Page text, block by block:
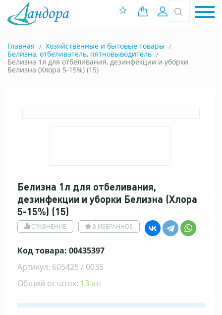
0 позиций
Вход
Главная
Хозяйственные и бытовые товары
Белизна, отбеливатель, пятновыводитель
Белизна 1л для отбеливания, дезинфекции и уборки
Белизна (Хлора 5-15%) (15)
Белизна 1л для отбеливания,
дезинфекции и уборки Белизна (Хлора
5-15%) (15)
СРАВНЕНИЕ В ИЗБРАННОЕ
Код товара: 00435397
Артикул: 605425 / 0035
Общий остаток: 13 шт